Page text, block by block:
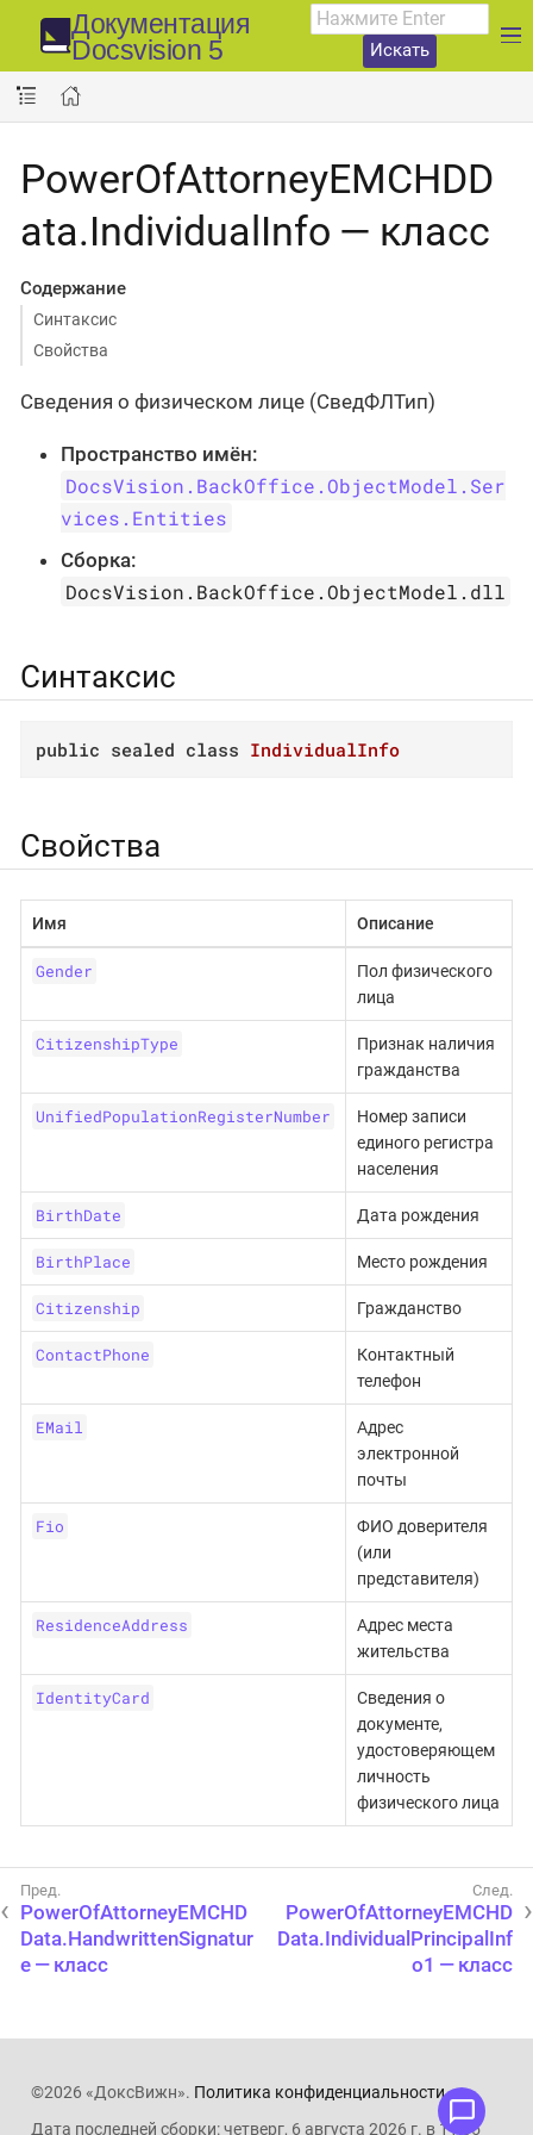
Документация
Docsvision 5
Искать
PowerOfAttorneyEMCHDD
ata.IndividualInfo — класс
Содержание
Синтаксис
Свойства
Сведения о физическом лице (СведФЛТип)
Пространство имён:
DocsVision.BackOffice.ObjectModel.Ser
vices.Entities
Сборка:
DocsVision.BackOffice.ObjectModel.dll
Синтаксис
public sealed class IndividualInfo
Свойства
Имя Описание
Gender
Пол физического
лица
CitizenshipType
Признак наличия
гражданства
UnifiedPopulationRegisterNumber
Номер записи
единого регистра
населения
BirthDate Дата рождения
BirthPlace Место рождения
Citizenship Гражданство
ContactPhone
Контактный
телефон
EMail
Адрес
электронной
почты
Fio
ФИО доверителя
(или
представителя)
ResidenceAddress
Адрес места
жительства
IdentityCard
Сведения о
документе,
удостоверяющем
личность
физического лица
PowerOfAttorneyEMCHD
Data.HandwrittenSignatur
e — класс
PowerOfAttorneyEMCHD
Data.IndividualPrincipalInf
o1 — класс
©2026 «ДоксВижн». Политика конфиденциальности.
Дата последней сборки: четверг, 6 августа 2026 г. в 11:05